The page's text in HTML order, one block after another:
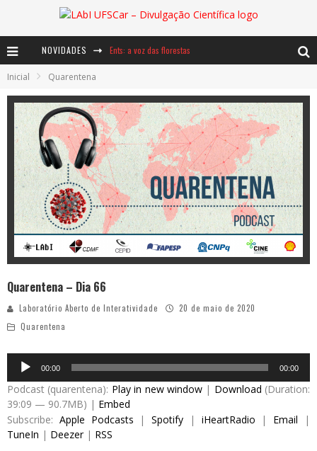
NOVIDADES Ents: a voz das florestas
Baú de Histórias - A jamais imaginada aventura com os moinhos de vento
Inicial Quarentena
Quarentena – Dia 66
Laboratório Aberto de Interatividade
20 de maio de 2020
Quarentena
Audio
Player
00:00 00:00
Podcast (quarentena): Play in new window| Download (Duration:
39:09 — 90.7MB) | Embed
Subscribe: Apple Podcasts |Spotify | iHeartRadio | Email |
TuneIn | Deezer| RSS